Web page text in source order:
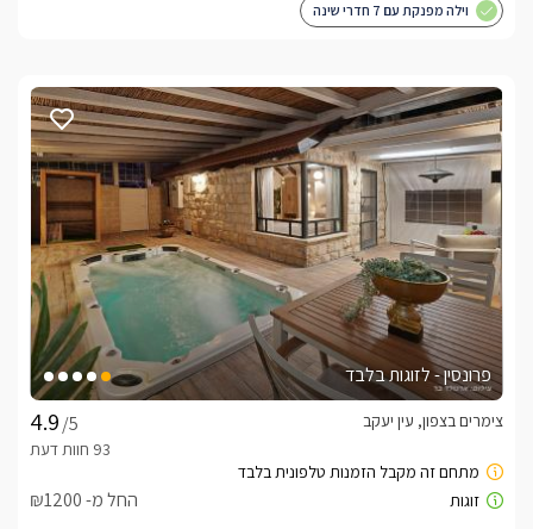
וילה מפנקת עם 7 חדרי שינה
פרונסין - לזוגות בלבד
/5
צימרים בצפון, עין יעקב
החל מ- ₪1200